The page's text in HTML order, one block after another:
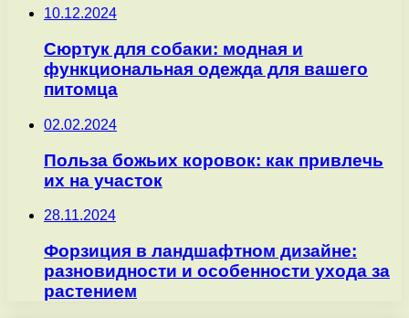
10.12.2024
Сюртук для собаки: модная и
функциональная одежда для вашего
питомца
02.02.2024
Польза божьих коровок: как привлечь
их на участок
28.11.2024
Форзиция в ландшафтном дизайне:
разновидности и особенности ухода за
растением